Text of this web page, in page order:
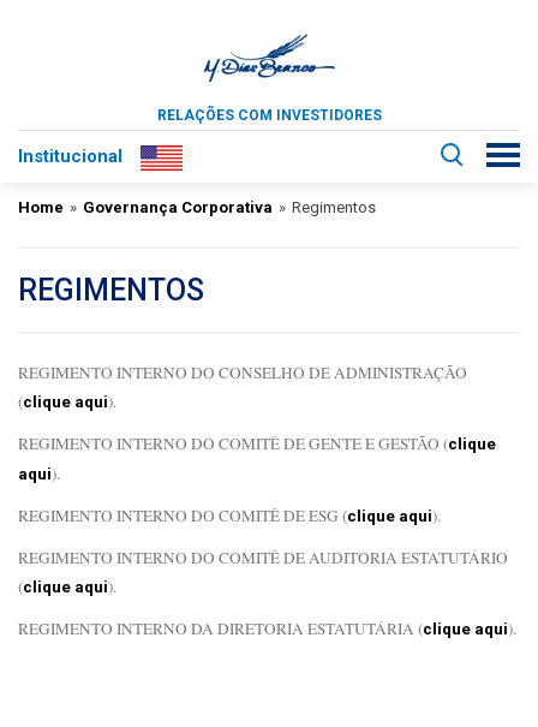
RELAÇÕES COM INVESTIDORES
Institucional
Home » Governança Corporativa » Regimentos
REGIMENTOS
REGIMENTO INTERNO DO CONSELHO DE ADMINISTRAÇÃO
(clique aqui).
REGIMENTO INTERNO DO COMITÊ DE GENTE E GESTÃO (clique
aqui).
REGIMENTO INTERNO DO COMITÊ DE ESG (clique aqui).
REGIMENTO INTERNO DO COMITÊ DE AUDITORIA ESTATUTÁRIO
(clique aqui).
REGIMENTO INTERNO DA DIRETORIA ESTATUTÁRIA (clique aqui).